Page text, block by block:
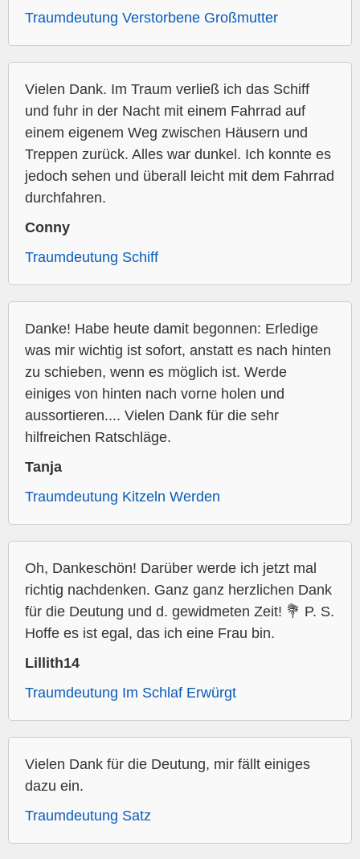
Traumdeutung Verstorbene Großmutter
Vielen Dank. Im Traum verließ ich das Schiff
und fuhr in der Nacht mit einem Fahrrad auf
einem eigenem Weg zwischen Häusern und
Treppen zurück. Alles war dunkel. Ich konnte es
jedoch sehen und überall leicht mit dem Fahrrad
durchfahren.
Conny
Traumdeutung Schiff
Danke! Habe heute damit begonnen: Erledige
was mir wichtig ist sofort, anstatt es nach hinten
zu schieben, wenn es möglich ist. Werde
einiges von hinten nach vorne holen und
aussortieren.... Vielen Dank für die sehr
hilfreichen Ratschläge.
Tanja
Traumdeutung Kitzeln Werden
Oh, Dankeschön! Darüber werde ich jetzt mal
richtig nachdenken. Ganz ganz herzlichen Dank
für die Deutung und d. gewidmeten Zeit! 💐 P. S.
Hoffe es ist egal, das ich eine Frau bin.
Lillith14
Traumdeutung Im Schlaf Erwürgt
Vielen Dank für die Deutung, mir fällt einiges
dazu ein.
Traumdeutung Satz